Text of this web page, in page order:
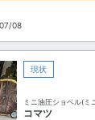
08
現状
ミニ油圧ショベル(ミ
コマツ